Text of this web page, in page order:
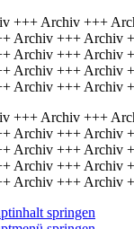
+++ Archiv +++
Archiv +++ Archiv
Archiv +++ Archiv
Archiv +++ Archiv
Archiv +++ Archiv
+++ Archiv +++
Archiv +++ Archiv
Archiv +++ Archiv
Archiv +++ Archiv
Archiv +++ Archiv
springen